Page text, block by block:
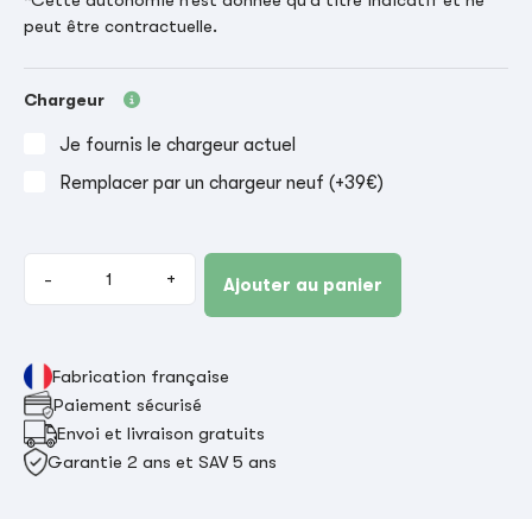
peut être contractuelle.
Chargeur
Je fournis le chargeur actuel
Remplacer par un chargeur neuf (+39€)
- + Ajouter au panier
Fabrication française
Paiement sécurisé
Envoi et livraison gratuits
Garantie 2 ans et SAV 5 ans